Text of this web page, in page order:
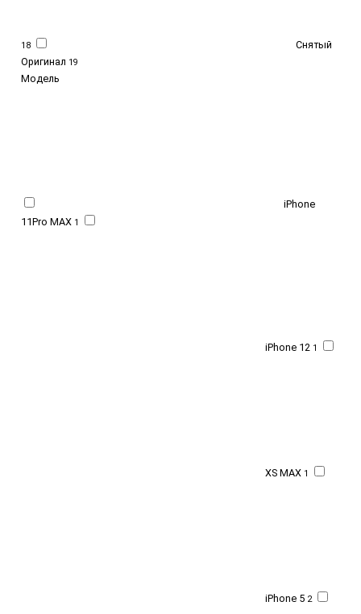
18
Снятый
Оригинал 19
Модель
iPhone
11Pro MAX 1
iPhone 12 1
XS MAX 1
iPhone 5 2